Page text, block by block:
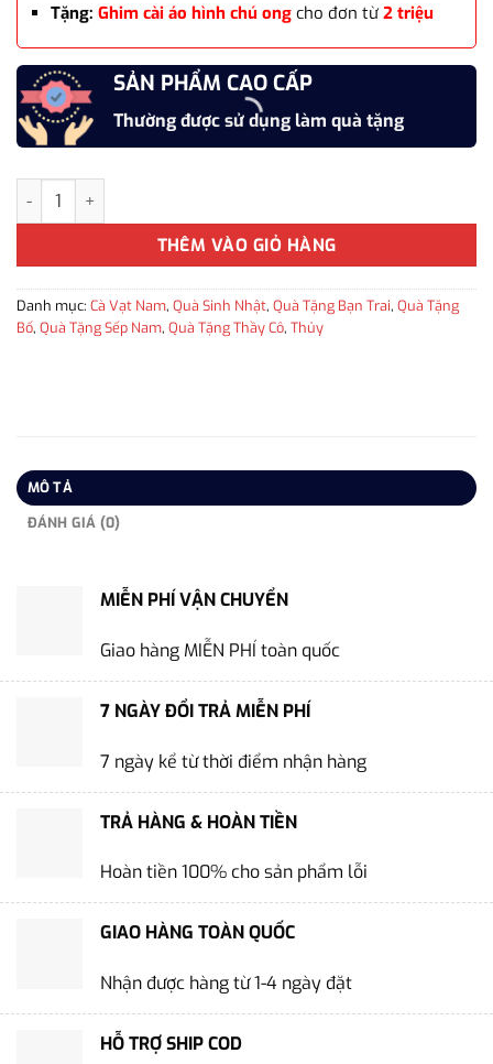
Tặng: Ghim cài áo hình chú ongcho đơn từ 2 triệu
SẢN PHẨM CAO CẤP
Thường được sử dụng làm quà tặng
Set Combo cà vạt 4 món cho nam WD-CB07 làm quà tặng bạn
THÊM VÀO GIỎ HÀNG
Danh mục: Cà Vạt Nam, Quà Sinh Nhật, Quà Tặng Bạn Trai, Quà Tặng
Bố, Quà Tặng Sếp Nam, Quà Tặng Thầy Cô, Thủy
MÔ TẢ
ĐÁNH GIÁ (0)
MIỄN PHÍ VẬN CHUYỂN
Giao hàng MIỄN PHÍ toàn quốc
7 NGÀY ĐỔI TRẢ MIỄN PHÍ
7 ngày kể từ thời điểm nhận hàng
TRẢ HÀNG & HOÀN TIỀN
Hoàn tiền 100% cho sản phẩm lỗi
GIAO HÀNG TOÀN QUỐC
Nhận được hàng từ 1-4 ngày đặt
HỖ TRỢ SHIP COD